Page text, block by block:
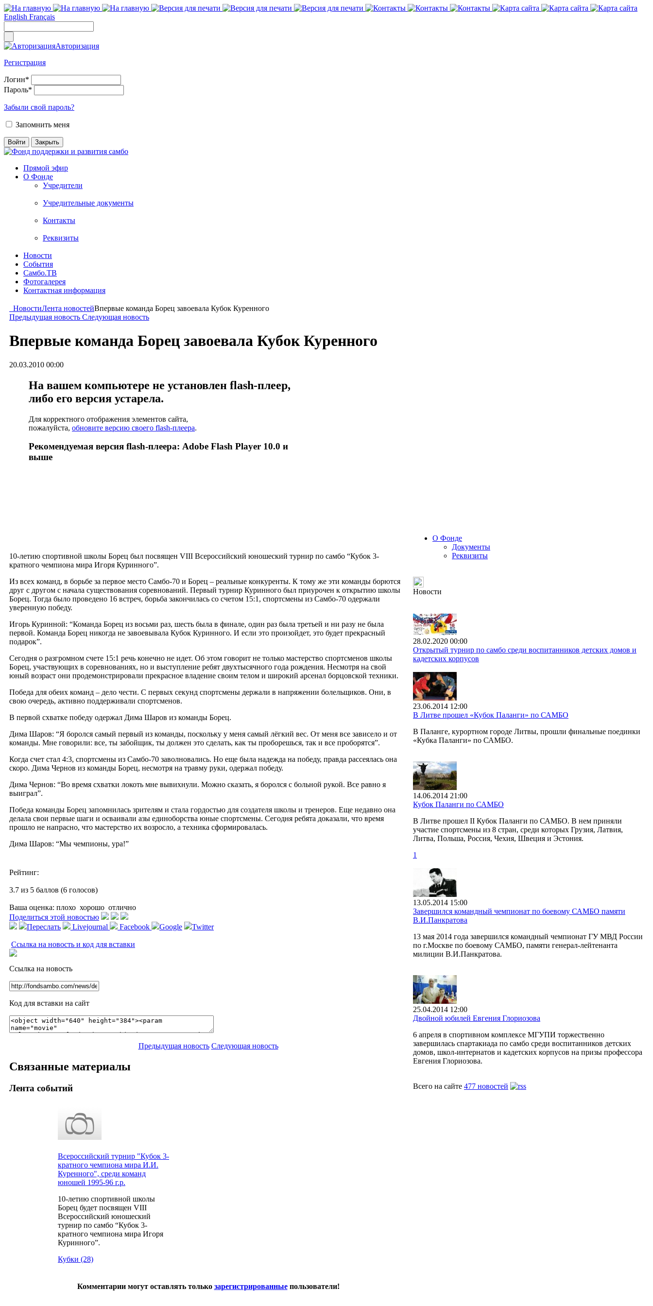
English Français
Авторизация
Регистрация
Логин*
Пароль*
Забыли свой пароль?
Запомнить меня
Прямой эфир
О Фонде
Учредители
Учредительные документы
Контакты
Реквизиты
Новости
События
Самбо.ТВ
Фотогалерея
Контактная информация
НовостиЛента новостейВпервые команда Борец завоевала Кубок Куренного
Предыдущая новость Следующая новость
Впервые команда Борец завоевала Кубок Куренного
20.03.2010 00:00
На вашем компьютере не установлен flash-плеер,
либо его версия устарела.
Для корректного отображения элементов сайта,
пожалуйста, обновите версию своего flash-плеера.
Рекомендуемая версия flash-плеера: Adobe Flash Player 10.0 и
выше
10-летию спортивной школы Борец был посвящен VIII Всероссийский юношеский турнир по самбо “Кубок 3-
кратного чемпиона мира Игоря Куринного”.
Из всех команд, в борьбе за первое место Самбо-70 и Борец – реальные конкуренты. К тому же эти команды борются
друг с другом с начала существования соревнований. Первый турнир Куринного был приурочен к открытию школы
Борец. Тогда было проведено 16 встреч, борьба закончилась со счетом 15:1, спортсмены из Самбо-70 одержали
уверенную победу.
Игорь Куринной: “Команда Борец из восьми раз, шесть была в финале, один раз была третьей и ни разу не была
первой. Команда Борец никогда не завоевывала Кубок Куринного. И если это произойдет, это будет прекрасный
подарок”.
Сегодня о разгромном счете 15:1 речь конечно не идет. Об этом говорит не только мастерство спортсменов школы
Борец, участвующих в соревнованиях, но и выступление ребят двухтысячного года рождения. Несмотря на свой
юный возраст они продемонстрировали прекрасное владение своим телом и широкий арсенал борцовской техники.
Победа для обеих команд – дело чести. С первых секунд спортсмены держали в напряжении болельщиков. Они, в
свою очередь, активно поддерживали спортсменов.
В первой схватке победу одержал Дима Шаров из команды Борец.
Дима Шаров: “Я боролся самый первый из команды, поскольку у меня самый лёгкий вес. От меня все зависело и от
команды. Мне говорили: все, ты забойщик, ты должен это сделать, как ты проборешься, так и все проборятся”.
Когда счет стал 4:3, спортсмены из Самбо-70 заволновались. Но еще была надежда на победу, правда рассеялась она
скоро. Дима Чернов из команды Борец, несмотря на травму руки, одержал победу.
Дима Чернов: “Во время схватки локоть мне вывихнули. Можно сказать, я боролся с больной рукой. Все равно я
выиграл”.
Победа команды Борец запомнилась зрителям и стала гордостью для создателя школы и тренеров. Еще недавно она
делала свои первые шаги и осваивали азы единоборства юные спортсмены. Сегодня ребята доказали, что время
прошло не напрасно, что мастерство их возросло, а техника сформировалась.
Дима Шаров: “Мы чемпионы, ура!”
Рейтинг:
3.7 из 5 баллов (6 голосов)
Ваша оценка: плохо хорошо отлично
Поделиться этой новостью
Переслать
Livejournal Facebook Google Twitter
Ссылка на новость и код для вставки
Ссылка на новость
Код для вставки на сайт
Предыдущая новость Следующая новость
Связанные материалы
Лента событий
Всероссийский турнир "Кубок 3-
кратного чемпиона мира И.И.
Куренного", среди команд
юношей 1995-96 г.р.
10-летию спортивной школы
Борец будет посвящен VIII
Всероссийский юношеский
турнир по самбо “Кубок 3-
кратного чемпиона мира Игоря
Куринного”.
Кубки (28)
Комментарии могут оставлять только зарегистрированныепользователи!
О Фонде
Документы
Реквизиты
Новости
28.02.2020 00:00
Открытый турнир по самбо среди воспитанников детских домов и
кадетских корпусов
23.06.2014 12:00
В Литве прошел «Кубок Паланги» по САМБО
В Паланге, курортном городе Литвы, прошли финальные поединки
«Кубка Паланги» по САМБО.
14.06.2014 21:00
Кубок Паланги по САМБО
В Литве прошел II Кубок Паланги по САМБО. В нем приняли
участие спортсмены из 8 стран, среди которых Грузия, Латвия,
Литва, Польша, Россия, Чехия, Швеция и Эстония.
1
13.05.2014 15:00
Завершился командный чемпионат по боевому САМБО памяти
В.И.Панкратова
13 мая 2014 года завершился командный чемпионат ГУ МВД России
по г.Москве по боевому САМБО, памяти генерал-лейтенанта
милиции В.И.Панкратова.
25.04.2014 12:00
Двойной юбилей Евгения Глориозова
6 апреля в спортивном комплексе МГУПИ торжественно
завершилась спартакиада по самбо среди воспитанников детских
домов, школ-интернатов и кадетских корпусов на призы профессора
Евгения Глориозова.
Всего на сайте 477 новостей